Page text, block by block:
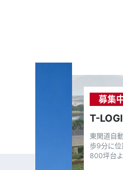
募集
T-
東関道自
歩9分に
800坪台よ